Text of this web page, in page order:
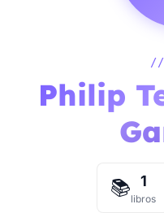
//
Philip
📚 1
libros